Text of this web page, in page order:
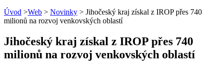
Úvod >Web > Novinky > Jihočeský kraj získal z IROP přes 740
milionů na rozvoj venkovských oblastí
Jihočeský kraj získal z IROP přes 740
milionů na rozvoj venkovských oblastí